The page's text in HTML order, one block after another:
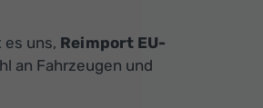
uns, Reimport EU-
an Fahrzeugen und